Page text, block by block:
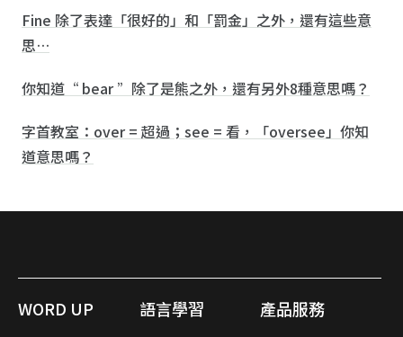
Fine 除了表達「很好的」和「罰金」之外，還有這些意
思…
你知道“ bear ”除了是熊之外，還有另外8種意思嗎？
字首教室：over = 超過；see = 看，「oversee」你知
道意思嗎？
WORD UP 語言學習 產品服務